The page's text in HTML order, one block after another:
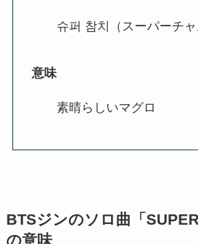
슈퍼 참치（スーパーチャ
意味
素晴らしいマグロ
BTSジンのソロ曲「
の意味